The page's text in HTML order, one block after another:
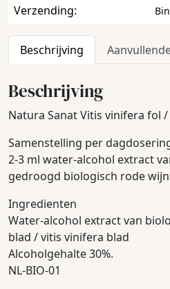
Verzending:
Beschrijving
Beschrijving
Natura Sanat Vitis vinifera fol
Samenstelling per
2-3 ml water-alcohol extract
gedroogd biologisch rode
Ingredienten
Water-alcohol extract van
blad / vitis vinifera blad
Alcoholgehalte 30%.
NL-BIO-01